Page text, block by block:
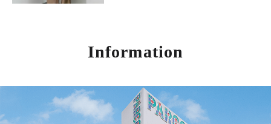
Information